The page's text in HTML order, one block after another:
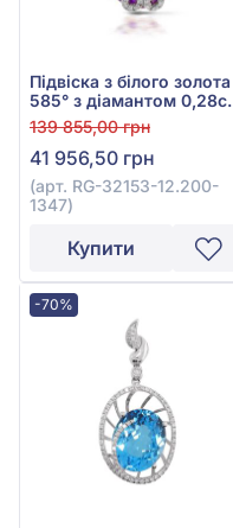
Підвіска з білого золота
585° з діамантом 0,28ct
та аметистом 12ct, арт.
RG-32153-12.200-1347
139 855,00 грн
41 956,50 грн
(арт. RG-32153-12.200-
1347)
Купити
-70%